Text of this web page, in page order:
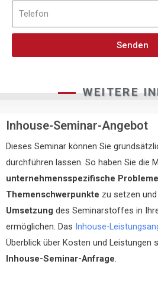
Senden
WEITERE
Inhouse-Seminar-Angebot
Dieses Seminar können Sie
durchführen lassen. So haben Sie die
unternehmensspezifische Probleme
Themenschwerpunkte zu setzen und
Umsetzung des Seminarstoffes in
ermöglichen. Das Inhouse-
Überblick über Kosten und Leistungen
Inhouse-Seminar-Anfrage.